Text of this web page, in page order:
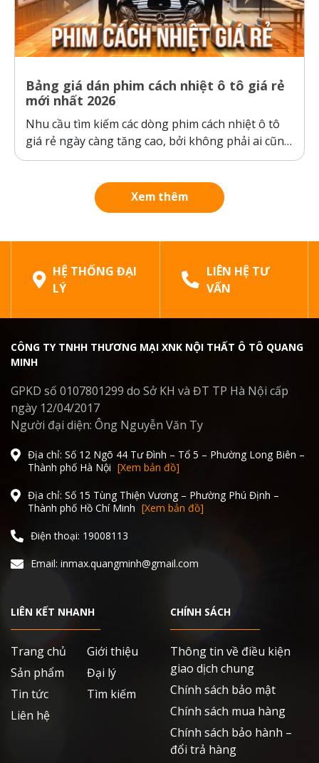
Bảng giá dán phim cách nhiệt ô tô giá rẻ
mới nhất 2026
Nhu cầu tìm kiếm các dòng phim cách nhiệt ô tô
giá rẻ ngày càng tăng cao, bởi không phải ai cũng
sẵn sàng bỏ ra hàng chục triệu đồng cho một gói
hãng” và “hàng giả, hàng nhái”...
Xem thêm
HỆ THỐNG ĐẠI
LÝ
LIÊN HỆ TƯ
VẤN
CÔNG TY TNHH THƯƠNG MẠI XNK NỘI THẤT Ô TÔ QUANG
MINH
GPKD số 0107801299 do Sở KH và ĐT TP Hà Nội cấp
ngày 12/04/2017
Người đại diện: Ông Nguyễn Văn Ty
Địa chỉ: Số 12 Ngõ 44 Tư Đình – Tổ 5 – Phường Long Biên –
Thành phố Hà Nội [Xem bản đồ]
Địa chỉ: Số 15 Tùng Thiện Vương – Phường Phú Định –
Thành phố Hồ Chí Minh [Xem bản đồ]
Điện thoại: 19008113
Email: inmax.quangminh@gmail.com
LIÊN KẾT NHANH
Trang chủ
Giới thiệu
Sản phẩm
Đại lý
Tin tức
Tìm kiếm
Liên hệ
CHÍNH SÁCH
Thông tin về điều kiện
giao dịch chung
Chính sách bảo mật
Chính sách mua hàng
Chính sách bảo hành –
đổi trả hàng